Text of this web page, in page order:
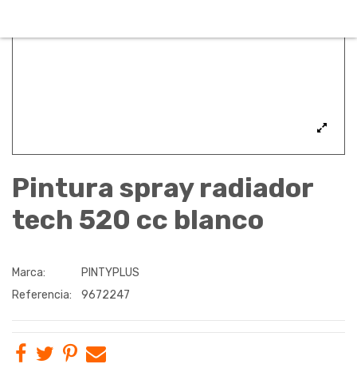
Pintura spray radiador
tech 520 cc blanco
Marca:
PINTYPLUS
Referencia:
9672247